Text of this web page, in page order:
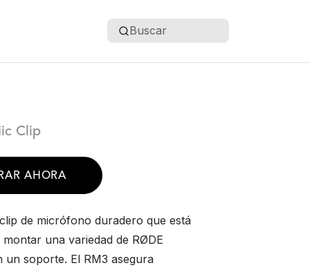
Buscar
Clip
AHORA
de micrófono duradero que está
una variedad de RØDE
un soporte. El RM3 asegura